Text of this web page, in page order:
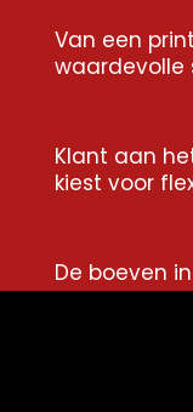
Van een
waardevolle
Klant aan
kiest voor
De boeven
waarom